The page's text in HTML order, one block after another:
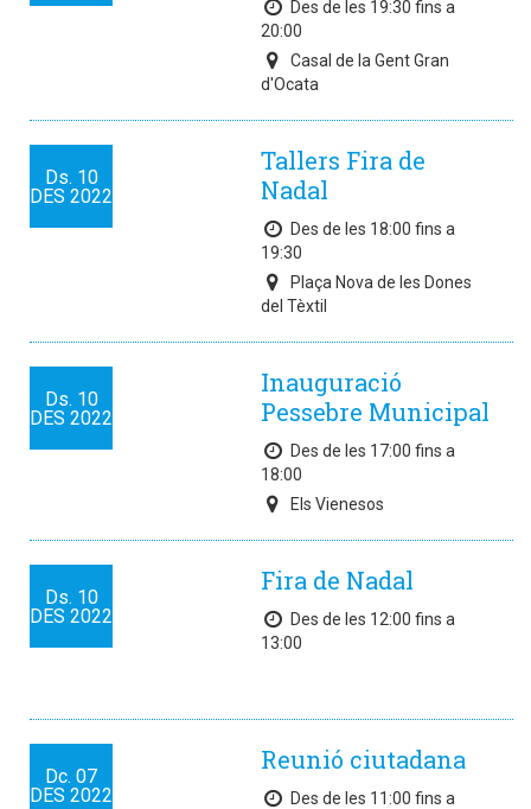
Des de les 19:30 fins a
20:00
Casal de la Gent Gran
d'Ocata
Ds. 10
DES 2022
Tallers Fira de
Nadal
Des de les 18:00 fins a
19:30
Plaça Nova de les Dones
del Tèxtil
Ds. 10
DES 2022
Inauguració
Pessebre Municipal
Des de les 17:00 fins a
18:00
Els Vienesos
Ds. 10
DES 2022
Fira de Nadal
Des de les 12:00 fins a
13:00
Dc. 07
DES 2022
Reunió ciutadana
Des de les 11:00 fins a